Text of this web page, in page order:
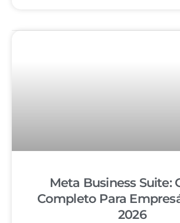
Meta Business Suite:
Completo Para
2026